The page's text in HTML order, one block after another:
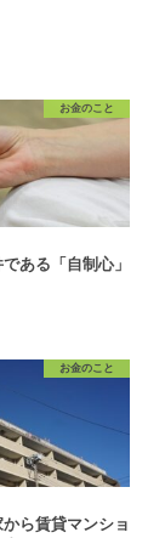
お金のこと
ある「自制心」
お金のこと
ら賃貸マンショ